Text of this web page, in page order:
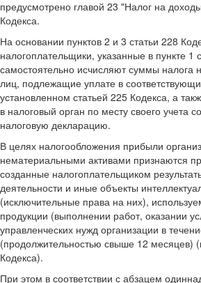
предусмотрено главой 23 "Налог на
Кодекса.
На основании пунктов 2 и 3 статьи 228
налогоплательщики, указанные в пункте 1
самостоятельно исчисляют суммы налога
лиц, подлежащие уплате в
установленном статьей 225 Кодекса, а
в налоговый орган по месту своего учета
налоговую декларацию.
В целях налогообложения прибыли
нематериальными активами признаются
созданные налогоплательщиком
деятельности и иные объекты
(исключительные права на них),
продукции (выполнении работ, оказании
управленческих нужд организации в
(продолжительностью свыше 12 месяцев)
Кодекса).
При этом в соответствии с абзацем